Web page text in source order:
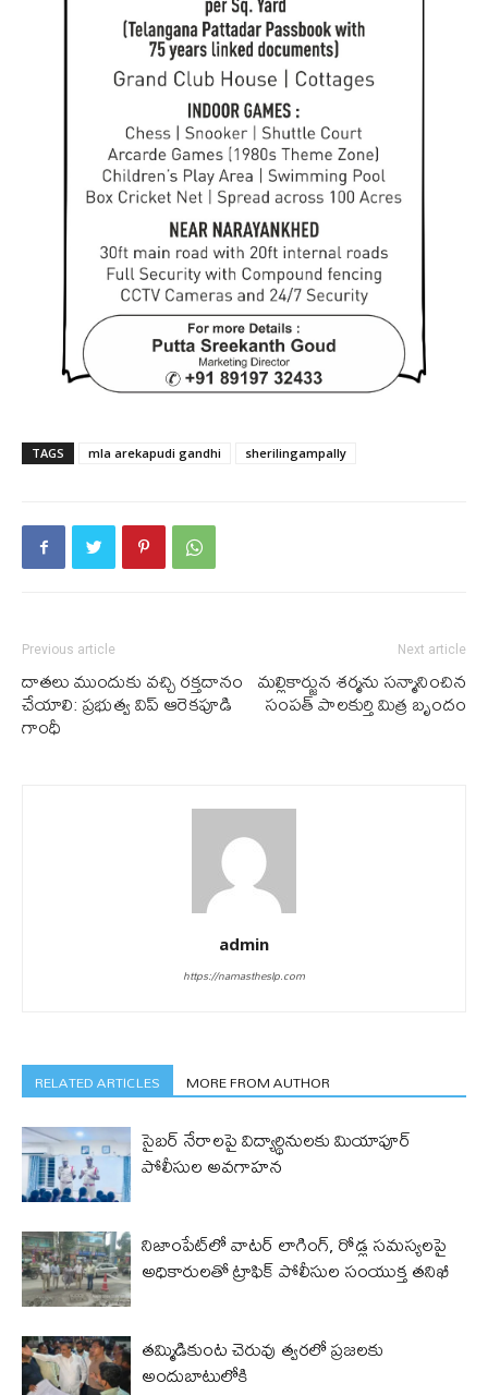
TAGS mla arekapudi gandhi sherilingampally
Previous article
దాత‌లు ముందుకు వ‌చ్చి ర‌క్త‌దానం
చేయాలి: ‌ప్రభుత్వ విప్ ఆరెకపూడి
గాంధీ
Next article
మ‌ల్లికార్జున శ‌ర్మ‌ను స‌న్మానించిన
సంప‌త్ పాల‌కుర్తి మిత్ర బృందం
admin
https://namastheslp.com
RELATED ARTICLES MORE FROM AUTHOR
సైబర్ నేరాలపై విద్యార్థినులకు మియాపూర్
పోలీసుల అవగాహన
నిజాంపేట్‌లో వాటర్ లాగింగ్, రోడ్ల సమస్యలపై
అధికారులతో ట్రాఫిక్ పోలీసుల సంయుక్త తనిఖీ
తమ్మిడికుంట చెరువు త్వరలో ప్రజలకు
అందుబాటులోకి